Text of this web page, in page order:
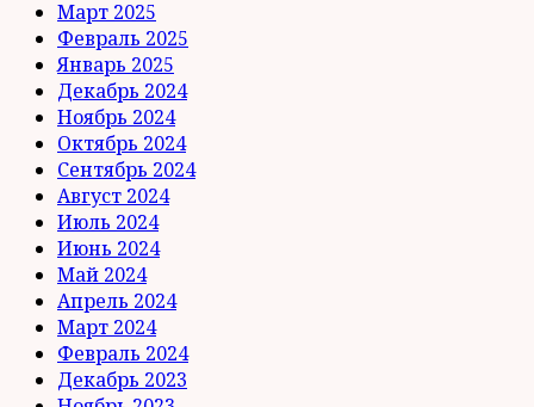
Март 2025
Февраль 2025
Январь 2025
Декабрь 2024
Ноябрь 2024
Октябрь 2024
Сентябрь 2024
Август 2024
Июль 2024
Июнь 2024
Май 2024
Апрель 2024
Март 2024
Февраль 2024
Декабрь 2023